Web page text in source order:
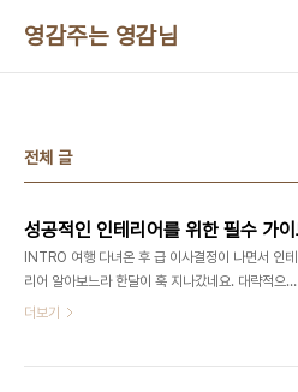
영감주는 영감님
전체 글
INTRO 여행 다녀온 후 급 이사결정이 나면서 인테
리어 알아보느라 한달이 훅 지나갔네요. 대략적으로
10군데정도 상담받아보니, 정말 각 업체마다 스타일
더보기